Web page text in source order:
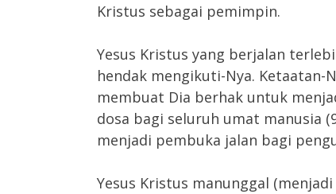
Kristus sebagai pemimpin.
Yesus Kristus yang berjalan
hendak mengikuti-Nya. Ketaatan-
membuat Dia berhak untuk
dosa bagi seluruh umat manusia
menjadi pembuka jalan bagi
Yesus Kristus manunggal